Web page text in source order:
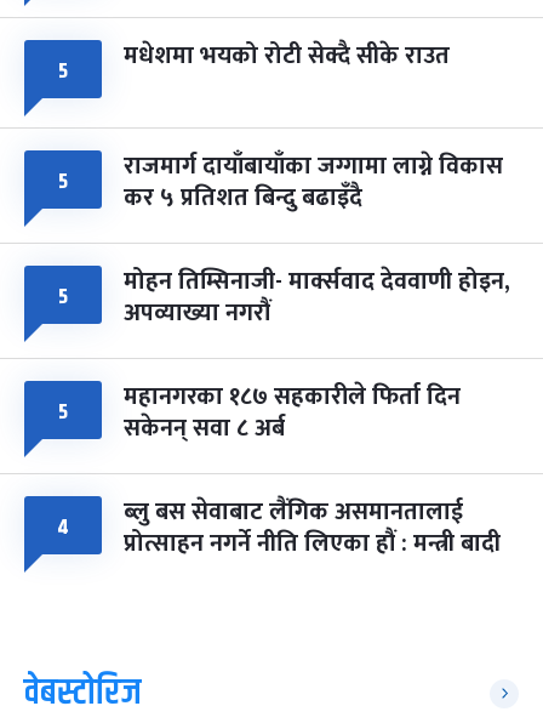
५ मधेशमा भयको रोटी सेक्दै सीके राउत
५ राजमार्ग दायाँबायाँका जग्गामा लाग्ने विकास
कर ५ प्रतिशत बिन्दु बढाइँदै
५ मोहन तिम्सिनाजी- मार्क्सवाद देववाणी होइन,
अपव्याख्या नगरौं
५ महानगरका १८७ सहकारीले फिर्ता दिन
सकेनन् सवा ८ अर्ब
४ ब्लु बस सेवाबाट लैंगिक असमानतालाई
प्रोत्साहन नगर्ने नीति लिएका हौं : मन्त्री बादी
वेबस्टोरिज